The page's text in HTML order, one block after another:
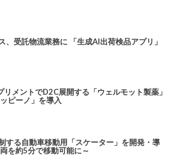
、受託物流業務に 「生成AI出荷検品アプリ」
リメントでD2C展開する「ウェルモット製薬」
ピーノ」を導入
する自動車移動用「スケーター」を開発・導
を約5分で移動可能に～